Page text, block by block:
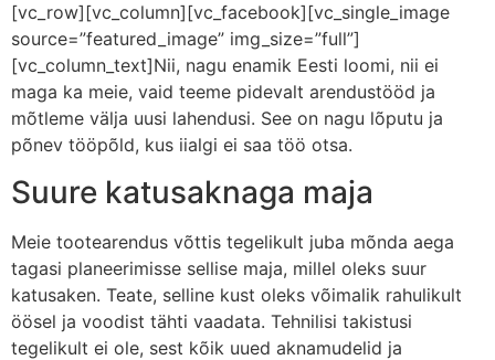
[vc_row][vc_column][vc_facebook][vc_single_image
source=”featured_image” img_size=”full”]
[vc_column_text]Nii, nagu enamik Eesti loomi, nii ei
maga ka meie, vaid teeme pidevalt arendustööd ja
mõtleme välja uusi lahendusi. See on nagu lõputu ja
põnev tööpõld, kus iialgi ei saa töö otsa.
Suure katusaknaga maja
Meie tootearendus võttis tegelikult juba mõnda aega
tagasi planeerimisse sellise maja, millel oleks suur
katusaken. Teate, selline kust oleks võimalik rahulikult
öösel ja voodist tähti vaadata. Tehnilisi takistusi
tegelikult ei ole, sest kõik uued aknamudelid ja